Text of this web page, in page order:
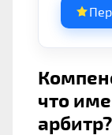
что
арбитр?